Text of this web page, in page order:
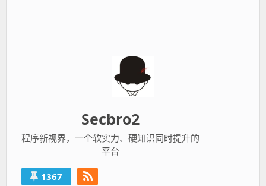
Secbro2
程序新视界，一个软实力、硬知识同时提升的
平台
1367